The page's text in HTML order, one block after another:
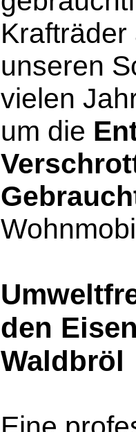
Krafträder
unseren
vielen
um die
den
Waldbröl